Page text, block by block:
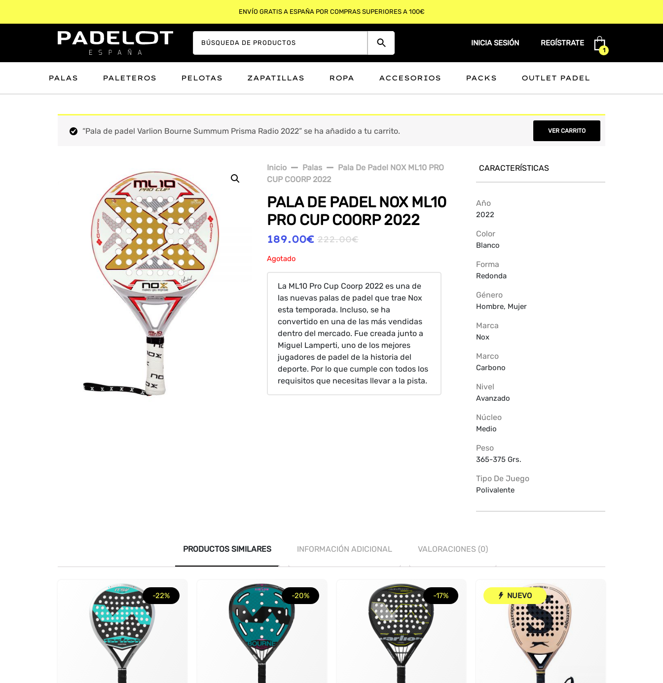
INICIA SESIÓN REGÍSTRATE
1
PALAS PALETEROS PELOTAS ZAPATILLAS ROPA ACCESORIOS PACKS OUTLET PADEL
VER CARRITO
“Pala de padel Varlion Bourne Summum Prisma Radio 2022” se ha añadido a tu carrito.
Inicio Palas
Pala De Padel NOX ML10 PRO
CUP COORP 2022
PALA DE PADEL NOX ML10
PRO CUP COORP 2022
222.00€
189.00€
Agotado
La ML10 Pro Cup Coorp 2022 es una de
las nuevas palas de padel que trae Nox
esta temporada. Incluso, se ha
convertido en una de las más vendidas
dentro del mercado. Fue creada junto a
Miguel Lamperti, uno de los mejores
jugadores de padel de la historia del
deporte. Por lo que cumple con todos los
requisitos que necesitas llevar a la pista.
CARACTERÍSTICAS
Año
2022
Color
Blanco
Forma
Redonda
Género
Hombre, Mujer
Marca
Nox
Marco
Carbono
Nivel
Avanzado
Núcleo
Medio
Peso
365-375 Grs.
Tipo De Juego
Polivalente
PRODUCTOS SIMILARES INFORMACIÓN ADICIONAL VALORACIONES (0)
-22% -20% -17% NUEVO
ENVÍO GRATIS A ESPAÑA POR COMPRAS SUPERIORES A 100€